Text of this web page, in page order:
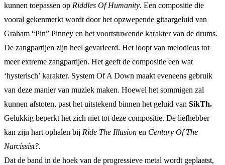
kunnen toepassen op Riddles Of Humanity. Een compositie die
vooral gekenmerkt wordt door het opzwepende gitaargeluid van
Graham “Pin” Pinney en het voortstuwende karakter van de drums.
De zangpartijen zijn heel gevarieerd. Het loopt van melodieus tot
meer extreme zangpartijen. Het geeft de compositie een wat
‘hysterisch’ karakter. System Of A Down maakt eveneens gebruik
van deze manier van muziek maken. Hoewel het sommigen zal
kunnen afstoten, past het uitstekend binnen het geluid van SikTh.
Gelukkig beperkt het zich niet tot deze compositie. De liefhebber
kan zijn hart ophalen bij Ride The Illusion en Century Of The
Narcissist?.
Dat de band in de hoek van de progressieve metal wordt geplaatst,